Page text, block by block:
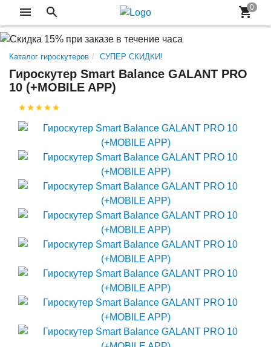
Каталог гироскутеров СУПЕР СКИДКИ!
Гироскутер Smart Balance GALANT PRO
10 (+MOBILE APP)